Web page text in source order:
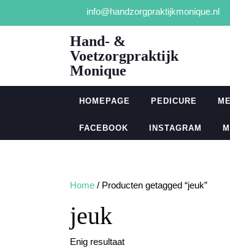
info@handzorgpraktijkmonique.nl
Hand- &
Voetzorgpraktijk
Monique
HOMEPAGE PEDICURE
FACEBOOK INSTAGRAM
Home / Producten getagged “jeuk”
jeuk
Enig resultaat